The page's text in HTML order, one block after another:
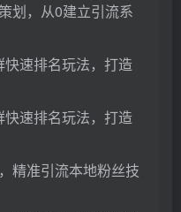
划，从0建立引流系
速排名玩法，打造
速排名玩法，打造
精准引流本地粉丝技